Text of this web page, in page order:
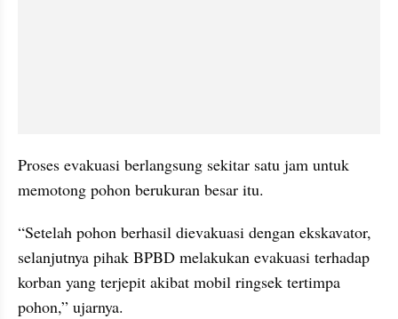
Proses evakuasi berlangsung sekitar satu jam untuk
memotong pohon berukuran besar itu.
“Setelah pohon berhasil dievakuasi dengan ekskavator,
selanjutnya pihak BPBD melakukan evakuasi terhadap
korban yang terjepit akibat mobil ringsek tertimpa
pohon,” ujarnya.